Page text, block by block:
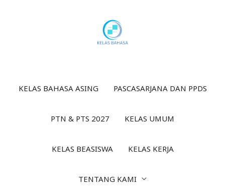
KELAS BAHASA ASING PASCASARJANA DAN PPDS
PTN & PTS 2027 KELAS UMUM
KELAS BEASISWA KELAS KERJA
TENTANG KAMI